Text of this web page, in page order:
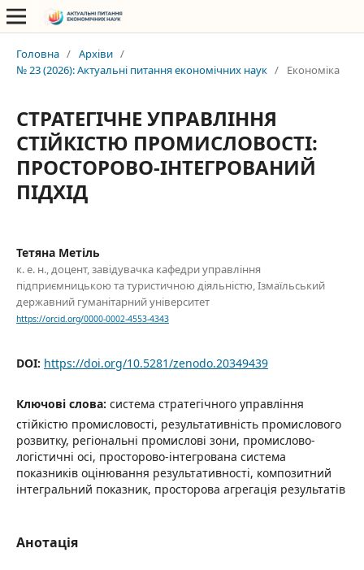
Головна / Архіви /
№ 23 (2026): Актуальні питання економічних наук / Економіка
СТРАТЕГІЧНЕ УПРАВЛІННЯ
СТІЙКІСТЮ ПРОМИСЛОВОСТІ:
ПРОСТОРОВО-ІНТЕГРОВАНИЙ
ПІДХІД
Тетяна Метіль
к. е. н., доцент, завідувачка кафедри управління
підприємницькою та туристичною діяльністю, Ізмаїльський
державний гуманітарний університет
https://orcid.org/0000-0002-4553-4343
DOI: https://doi.org/10.5281/zenodo.20349439
Ключові слова: система стратегічного управління
стійкістю промисловості, результативність промислового
розвитку, регіональні промислові зони, промислово-
логістичні осі, просторово-інтегрована система
показників оцінювання результативності, композитний
інтегральний показник, просторова агрегація результатів
Анотація